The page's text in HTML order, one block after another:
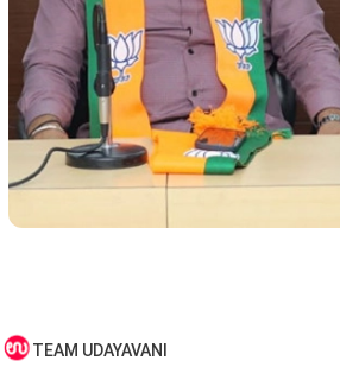
TEAM UDAYAVANI